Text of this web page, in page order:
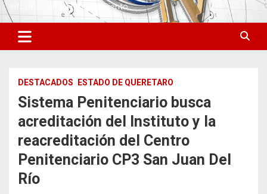
Información y entretenimiento
DESTACADOS ESTADO DE QUERETARO
Sistema Penitenciario busca
acreditación del Instituto y la
reacreditación del Centro
Penitenciario CP3 San Juan Del
Río